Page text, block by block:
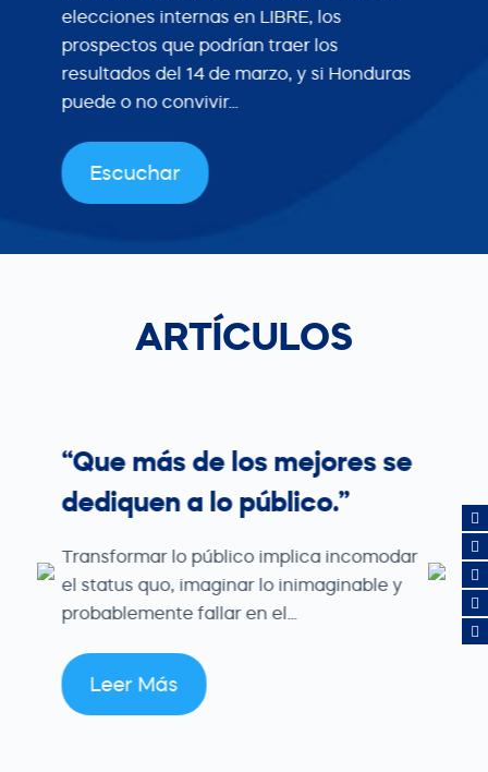
elecciones internas en LIBRE, los
prospectos que podrían traer los
resultados del 14 de marzo, y si Honduras
puede o no convivir...
Escuchar
ARTÍCULOS
“Que más de los mejores se
dediquen a lo público.”
Transformar lo público implica incomodar
el status quo, imaginar lo inimaginable y
probablemente fallar en el...
Leer Más